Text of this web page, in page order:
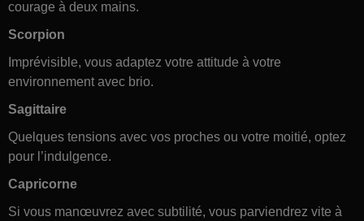
courage à deux mains.
Scorpion
Imprévisible, vous adaptez votre attitude à votre
environnement avec brio.
Sagittaire
Quelques tensions avec vos proches ou votre moitié, optez
pour l’indulgence.
Capricorne
Si vous manœuvrez avec subtilité, vous parviendrez vite à